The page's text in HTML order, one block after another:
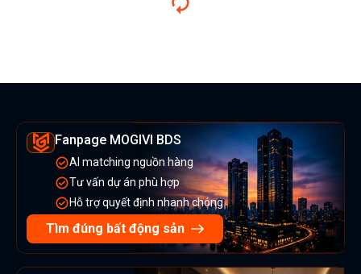
Fanpage MOGIVI BDS
AI matching nguồn hàng
Tư vấn dự án phù hợp
Hỗ trợ quyết định nhanh chóng
Tìm đúng bất động sản